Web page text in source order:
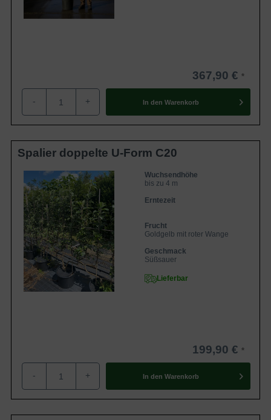
367,90 €
- + In den Warenkorb
Spalier doppelte U-Form C20
Wuchsendhöhe
bis zu 4 m
Erntezeit
Frucht
Goldgelb mit roter Wange
Geschmack
Süßsauer
Lieferbar
199,90 €
- + In den Warenkorb